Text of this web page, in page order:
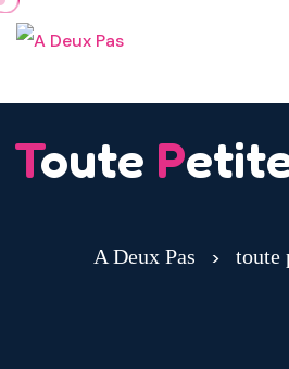
A Deux Pas > toute
Toute P